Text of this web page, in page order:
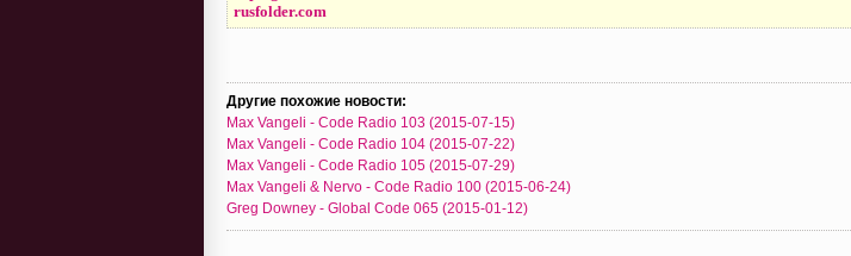
rusfolder.com
Другие похожие новости:
Max Vangeli - Code Radio 103 (2015-07-15)
Max Vangeli - Code Radio 104 (2015-07-22)
Max Vangeli - Code Radio 105 (2015-07-29)
Max Vangeli & Nervo - Code Radio 100 (2015-06-24)
Greg Downey - Global Code 065 (2015-01-12)